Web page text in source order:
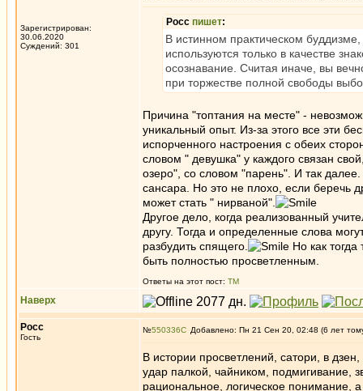
Зарегистрирован:
30.06.2020
Суждений: 301
Росс пишет:
В истинном практическом
используются только в качестве
осознавание. Считая иначе, вы
при торжестве полной свободы
Причина "топтания на месте" -
уникальный опыт. Из-за этого все эти
испорченного настроения с обеих
словом " девушка" у каждого связан
озеро", со словом "парень". И так
сансара. Но это не плохо, если беречь
может стать " нирваной".
Другое дело, когда реализованный
другу. Тогда и определенные слова
разбудить спящего.
Но как
быть полностью просветленным.
Ответы на этот пост: ТМ
Наверх
Росс
Гость
№550336 Добавлено: Пн 21 Сен 20, 02:48 (6 лет
В истории просветлений, сатори, в
удар палкой, чайником, подмигивание,
рациональное, логическое понимание,